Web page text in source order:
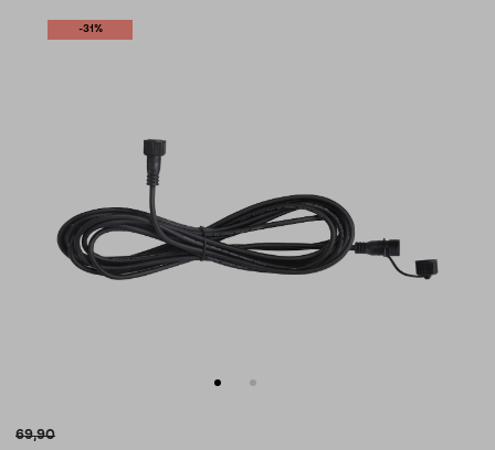
-31%
69,90